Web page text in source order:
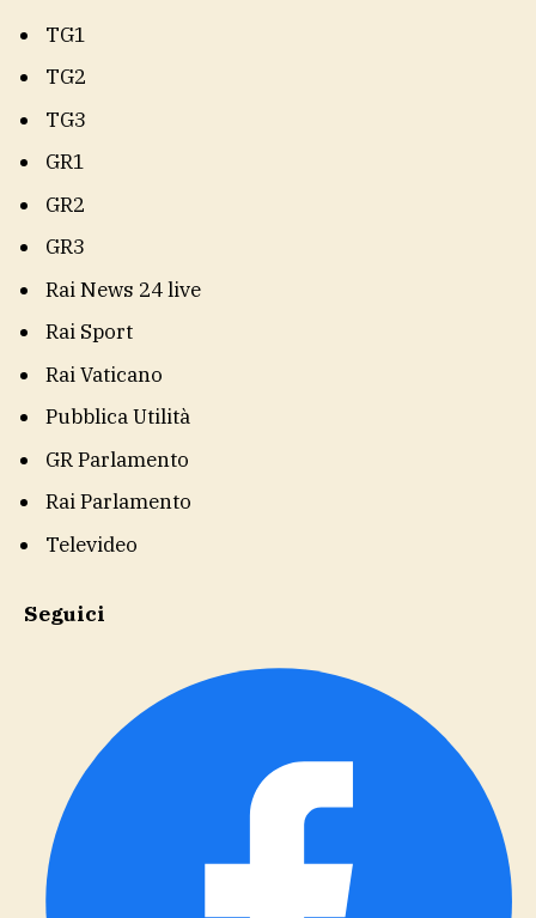
TG1
TG2
TG3
GR1
GR2
GR3
Rai News 24 live
Rai Sport
Rai Vaticano
Pubblica Utilità
GR Parlamento
Rai Parlamento
Televideo
Seguici